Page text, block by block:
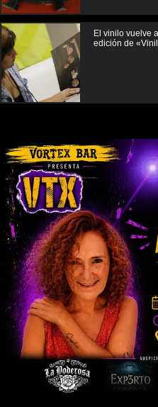
El vinilo vuelve
edición de